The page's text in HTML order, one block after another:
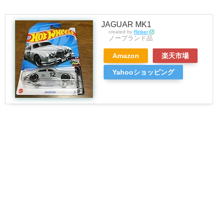
JAGUAR MK1
created by Rinker
ノーブランド品
Amazon 楽天市場
Yahooショッピング